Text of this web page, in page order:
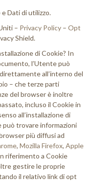
Dati di utilizzo.
– Privacy Policy– Opt
Shield.
di Cookie? In
l’Utente può
all’interno del
– che terze parti
del browser è inoltre
incluso il Cookie in
all’installazione di
può trovare informazioni
più diffusi ad
, Mozilla Firefox, Apple
riferimento a Cookie
gestire le proprie
il relativo link di opt